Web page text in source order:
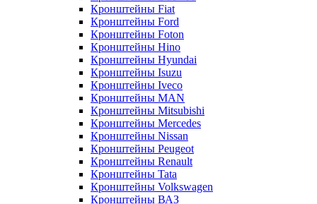
Кронштейны Fiat
Кронштейны Ford
Кронштейны Foton
Кронштейны Hino
Кронштейны Hyundai
Кронштейны Isuzu
Кронштейны Iveco
Кронштейны MAN
Кронштейны Mitsubishi
Кронштейны Mеrcedes
Кронштейны Nissan
Кронштейны Peugeot
Кронштейны Renault
Кронштейны Tata
Кронштейны Volkswagen
Кронштейны ВАЗ